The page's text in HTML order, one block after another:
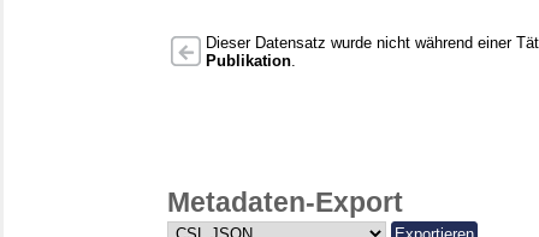
Dieser Datensatz wurde nicht während einer
Publikation
Metadaten-Export